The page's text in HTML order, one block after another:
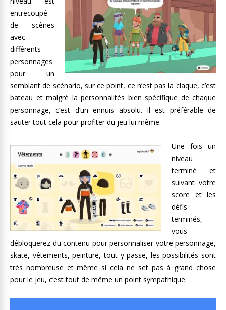
entrecoupé
de scènes
avec
différents
personnages
pour un
semblant de scénario, sur ce point, ce n’est pas la claque, c’est
bateau et malgré la personnalités bien spécifique de chaque
personnage, c’est d’un ennuis absolu. Il est préférable de
sauter tout cela pour profiter du jeu lui même.
Une fois un
niveau
terminé et
suivant votre
score et les
défis
terminés,
vous
débloquerez du contenu pour personnaliser votre personnage,
skate, vêtements, peinture, tout y passe, les possibilités sont
très nombreuse et même si cela ne set pas à grand chose
pour le jeu, c’est tout de même un point sympathique.